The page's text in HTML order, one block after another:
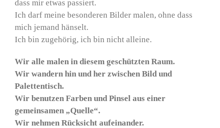
dass mir etwas passiert.
Ich darf meine besonderen Bilder malen, ohne dass
mich jemand hänselt.
Ich bin zugehörig, ich bin nicht alleine.
Wir alle malen in diesem geschützten Raum.
Wir wandern hin und her zwischen Bild und
Palettentisch.
Wir benutzen Farben und Pinsel aus einer
gemeinsamen „Quelle“.
Wir nehmen Rücksicht aufeinander.